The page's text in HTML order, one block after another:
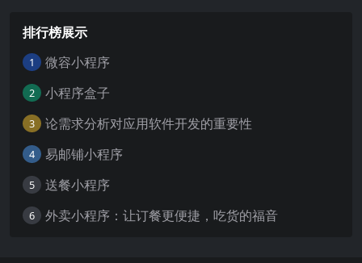
排行榜展示
1 微容小程序
2 小程序盒子
3 论需求分析对应用软件开发的重要性
4 易邮铺小程序
5 送餐小程序
6 外卖小程序：让订餐更便捷，吃货的福音